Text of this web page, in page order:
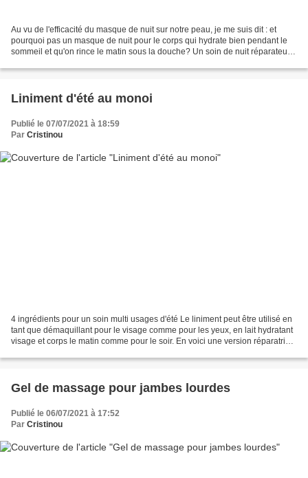
Au vu de l'efficacité du masque de nuit sur notre peau, je me suis dit : et
pourquoi pas un masque de nuit pour le corps qui hydrate bien pendant le
sommeil et qu'on rince le matin sous la douche? Un soin de nuit réparateur
Liniment d'été au monoi
Publié le 07/07/2021 à 18:59
Par Cristinou
4 ingrédients pour un soin multi usages d'été Le liniment peut être utilisé en
tant que démaquillant pour le visage comme pour les yeux, en lait hydratant
visage et corps le matin comme pour le soir. En voici une version réparatrice
Gel de massage pour jambes lourdes
Publié le 06/07/2021 à 17:52
Par Cristinou